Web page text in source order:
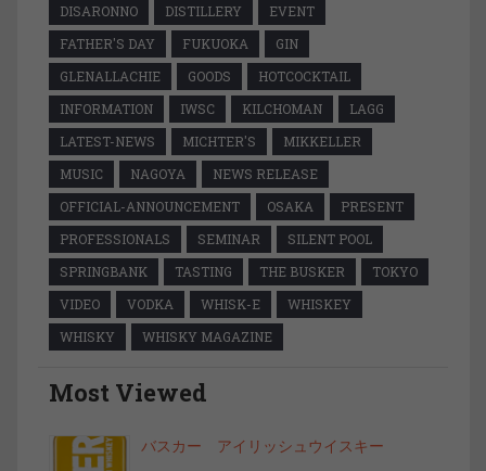
DISARONNO
DISTILLERY
EVENT
FATHER'S DAY
FUKUOKA
GIN
GLENALLACHIE
GOODS
HOTCOCKTAIL
INFORMATION
IWSC KILCHOMAN
LAGG
LATEST-NEWS
MICHTER'S
MIKKELLER
MUSIC
NAGOYA
NEWS RELEASE
OFFICIAL-ANNOUNCEMENT
OSAKA
PRESENT
PROFESSIONALS
SEMINAR
SILENT POOL
SPRINGBANK
TASTING THE BUSKER
TOKYO
VIDEO
VODKA WHISK-E
WHISKEY
WHISKY
WHISKY MAGAZINE
Most Viewed
バスカー アイリッシュウイスキー